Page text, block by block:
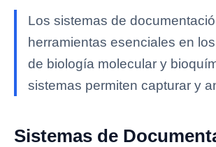
Los sistemas de
herramientas esenciales en
de biología molecular y
sistemas permiten capturar y
Sistemas de